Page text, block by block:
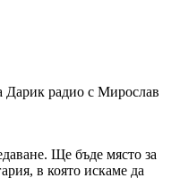
Дарик радио с Мирослав
Ще бъде място за
в която искаме да